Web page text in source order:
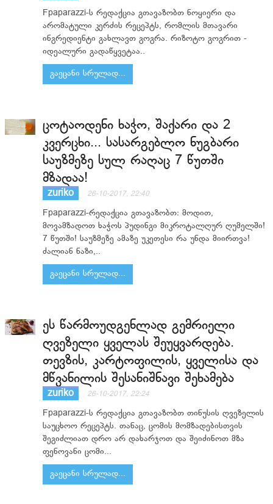
Fpaparazzi-ს რედაქცია გთავაზობთ ნოყიერი და
არომატული კერძის რეცეპტს, რომლის მთავარი
ინგრედიენტი გახლავთ გოგრა. რიზოტო გოგრით -
იდეალური გადაწყვეტაა..
გაეცანი სრულად...
ცოტაოდენი ხაჭო, შაქარი და 2
კვერცხი... სასარგებლო ნუგბარი
საუზმეზე სულ რაღაც 7 წუთში
მზადაა!
zuriko 26-10-2017, 22:40
Fpaparazzi-რედაქცია გთავაზობთ: მოდით,
მოვამზადოთ ხაჭოს პუდინგი მიკროტალღურ ღუმელში!
7 წუთში! საუზმეზე ამაზე უკეთესი რა უნდა მიირთვა!
ძალიან ნაზი,..
გაეცანი სრულად...
ეს წარმოუდგენლად გემრიელი
ღვეზელი ყველას შეუყვარდება.
თევზის, კარტოფილის, ყველისა და
მწვანილის შესანიშნავი შეხამება
zuriko 26-10-2017, 22:24
Fpaparazzi-ს რედაქცია გთავაზობთ თინუსის ღვეზელის
საუცხოო რეცეპტს. თანაც, ცომის მომზადებისთვის
შეგიძლიათ დრო არ დახარჯოთ და შეიძინოთ მზა
ფენოვანი ცომი...
გაეცანი სრულად...